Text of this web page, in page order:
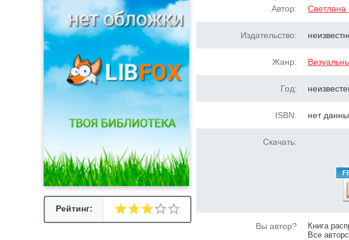
Рейтинг:
Автор:
Издательство:
Жанр:
Год:
ISBN: нет
Скачать:
Вы автор?
Книга
Все